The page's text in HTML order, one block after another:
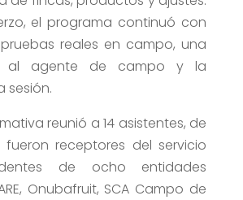
el programa continuó con
reales en campo, una
al agente de campo y la
sesión.
reunió a 14 asistentes, de
fueron receptores del servicio
de ocho entidades
Onubafruit, SCA Campo de